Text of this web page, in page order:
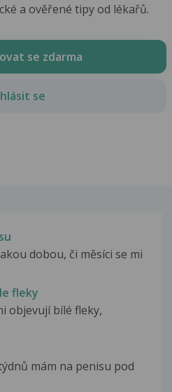
a ověřené tipy od lékařů.
se zdarma
se
dobou, či měsíci se mi
fleky
objevují bílé fleky,
mám na penisu pod